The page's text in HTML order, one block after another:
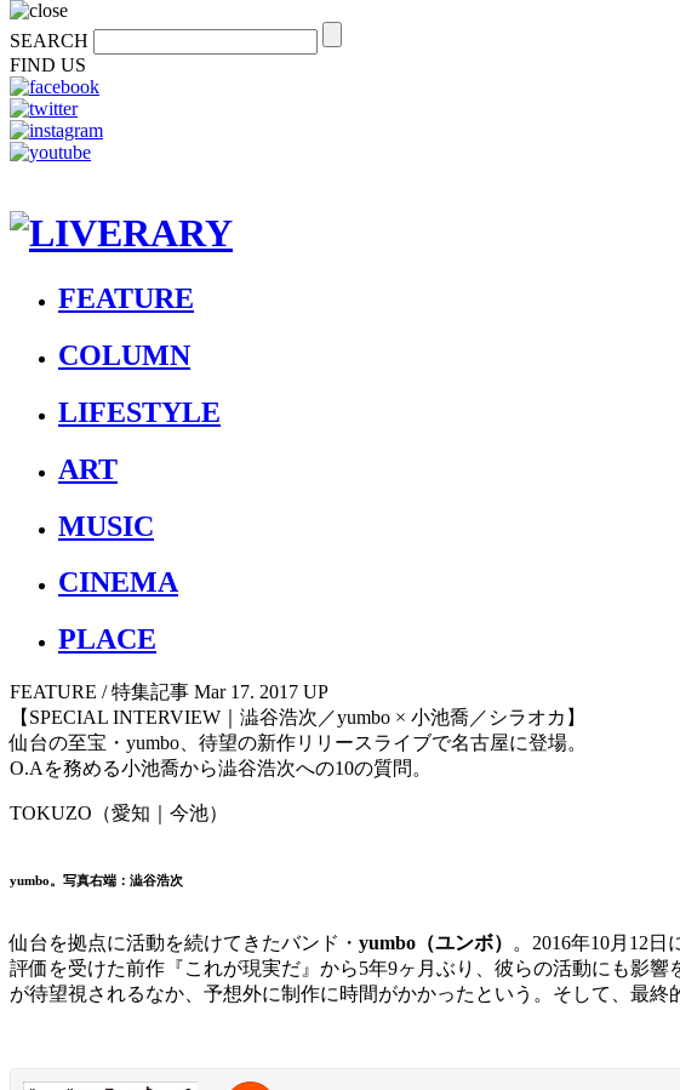
SEARCH
FIND US
FEATURE
COLUMN
LIFESTYLE
ART
MUSIC
CINEMA
PLACE
FEATURE / 特集記事 Mar 17. 2017 UP
【SPECIAL INTERVIEW｜澁谷浩次／yumbo × 小池喬／シラオカ】
仙台の至宝・yumbo、待望の新作リリースライブで名古屋に登場。
O.Aを務める小池喬から澁谷浩次への10の質問。
TOKUZO（愛知｜今池）
yumbo。写真右端：澁谷浩次
仙台を拠点に活動を続けてきたバンド・ yumbo（ユンボ） 。2016年10月12
評価を受けた前作『これが現実だ』から5年9ヶ月ぶり、彼らの活動にも影響
が待望視されるなか、予想外に制作に時間がかかったという。そして、最終